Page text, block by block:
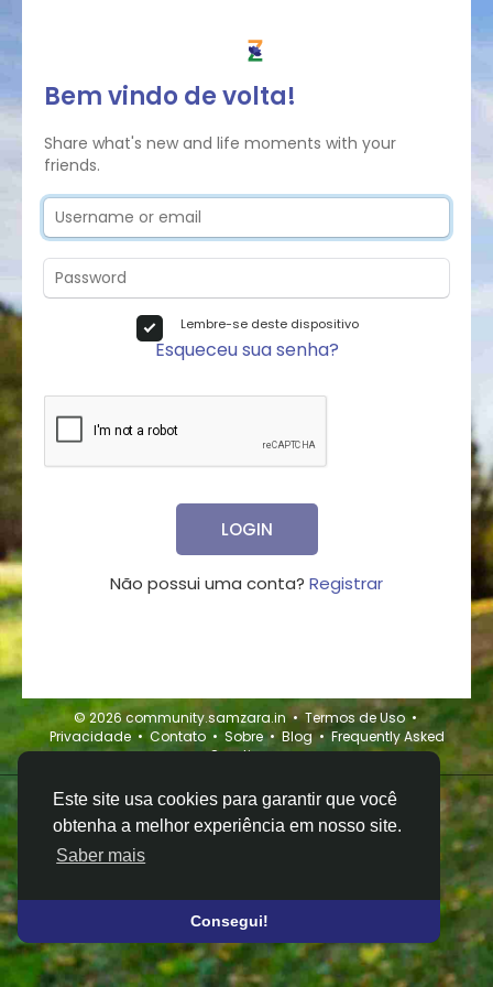
Este site usa cookies para garantir que você
obtenha a melhor experiência em nosso site.
Saber mais
Consegui!
Bem vindo de volta!
Share what's new and life moments with your
friends.
Lembre-se deste dispositivo
Esqueceu sua senha?
LOGIN
Não possui uma conta? Registrar
© 2026 community.samzara.in •Termos de Uso•
Privacidade•Contato• Sobre•Blog• Frequently Asked
Question•